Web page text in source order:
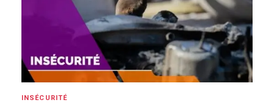
INSÉCURITÉ